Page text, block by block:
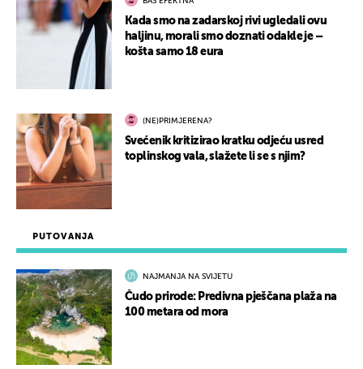
PUTOVANJA
NAJMANJA NA SVIJETU
Čudo prirode: Predivna pješčana plaža na
100 metara od mora
Kada smo na zadarskoj rivi ugledali ovu
haljinu, morali smo doznati odakle je –
košta samo 18 eura
(NE)PRIMJERENA?
Svećenik kritizirao kratku odjeću usred
toplinskog vala, slažete li se s njim?